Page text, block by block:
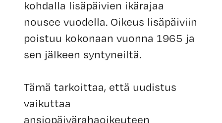
kohdalla lisäpäivien ikärajaa
nousee vuodella. Oikeus lisäpäiviin
poistuu kokonaan vuonna 1965 ja
sen jälkeen syntyneiltä.
Tämä tarkoittaa, että uudistus
vaikuttaa
ansiopäivärahaoikeuteen